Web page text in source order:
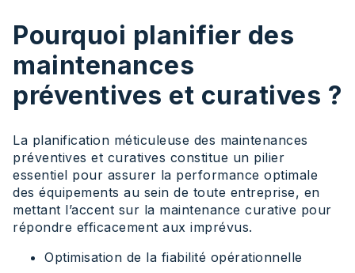
Pourquoi planifier des
maintenances
préventives et curatives ?
La planification méticuleuse des maintenances
préventives et curatives constitue un pilier
essentiel pour assurer la performance optimale
des équipements au sein de toute entreprise, en
mettant l’accent sur la maintenance curative pour
répondre efficacement aux imprévus.
Optimisation de la fiabilité opérationnelle